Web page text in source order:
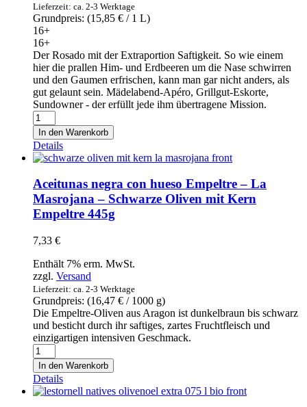
Lieferzeit: ca. 2-3 Werktage
Grundpreis: (15,85 € / 1 L)
16+
16+
Der Rosado mit der Extraportion Saftigkeit. So wie einem
hier die prallen Him- und Erdbeeren um die Nase schwirren
und den Gaumen erfrischen, kann man gar nicht anders, als
gut gelaunt sein. Mädelabend-Apéro, Grillgut-Eskorte,
Sundowner - der erfüllt jede ihm übertragene Mission.
Roséwein
Añoranza
Tempranillo
Rosé
2019
0,75l
Menge
In den Warenkorb
Details
Aceitunas negra con hueso Empeltre – La
Masrojana – Schwarze Oliven mit Kern
Empeltre 445g
7,33 €
Enthält 7% erm. MwSt.
zzgl. Versand
Lieferzeit: ca. 2-3 Werktage
Grundpreis: (16,47 € / 1000 g)
Die Empeltre-Oliven aus Aragon ist dunkelbraun bis schwarz
und besticht durch ihr saftiges, zartes Fruchtfleisch und
einzigartigen intensiven Geschmack.
Aceitunas
negra
con
hueso
Empeltre
In den Warenkorb
Details